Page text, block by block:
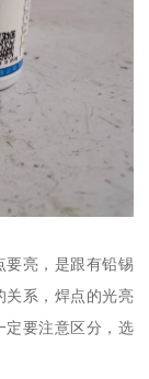
要亮，是跟有铅锡
关系，焊点的光亮
定要注意区分，选